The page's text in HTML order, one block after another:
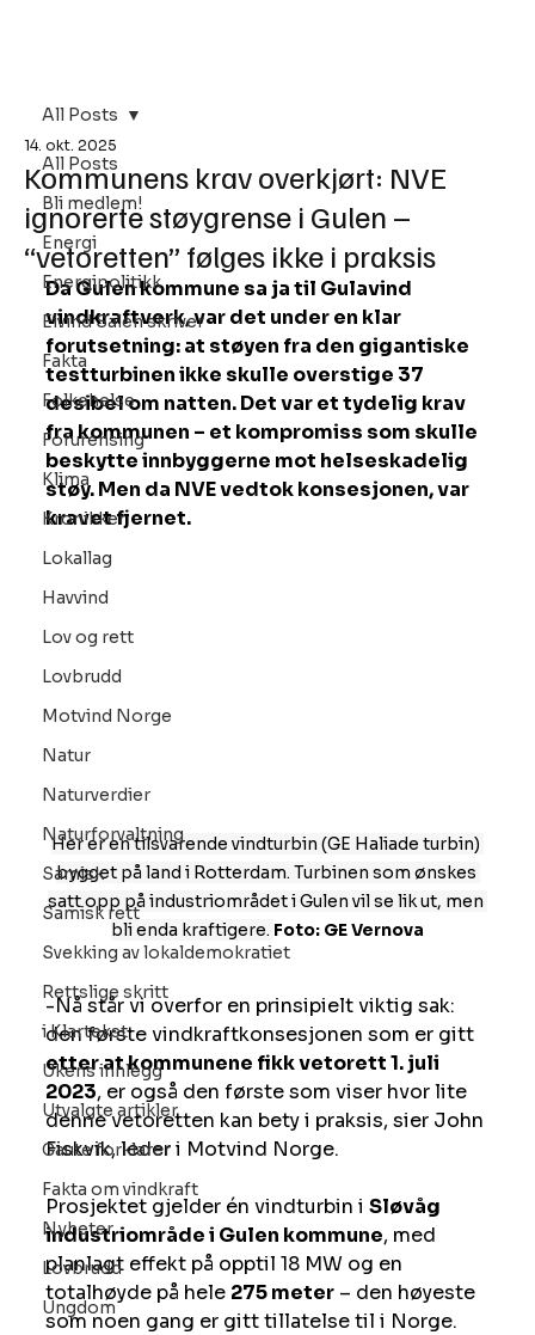
All Posts
Bli medlem!
Energi
Energipolitikk
Eivind Salen skriver
Fakta
Folkehelse
Forurensing
Klima
Kronikker
Lokallag
Havvind
Lov og rett
Lovbrudd
Motvind Norge
Natur
Naturverdier
Naturforvaltning
Samisk
Samisk rett
Svekking av lokaldemokratiet
Rettslige skritt
i Klartekst
Ukens innlegg
Utvalgte artikler
Gaute forklarer
Fakta om vindkraft
Nyheter
Lovbrudd
Ungdom
All Posts
Kommunens krav overkjørt: NVE
ignorerte støygrense i Gulen –
“vetoretten” følges ikke i praksis
14. okt. 2025
Da Gulen kommune sa ja til Gulavind
vindkraftverk, var det under en klar
forutsetning: at støyen fra den gigantiske
testturbinen ikke skulle overstige 37
desibel om natten. Det var et tydelig krav
fra kommunen – et kompromiss som skulle
beskytte innbyggerne mot helseskadelig
støy. Men da NVE vedtok konsesjonen, var
kravet fjernet.
Her er en tilsvarende vindturbin (GE Haliade turbin)
bygget på land i Rotterdam. Turbinen som ønskes
satt opp på industriområdet i Gulen vil se lik ut, men
bli enda kraftigere. Foto: GE Vernova
-Nå står vi overfor en prinsipielt viktig sak:
den første vindkraftkonsesjonen som er gitt
etter at kommunene fikk vetorett 1. juli
2023, er også den første som viser hvor lite
denne vetoretten kan bety i praksis, sier John
Fiskvik, leder i Motvind Norge.
Prosjektet gjelder én vindturbin i Sløvåg
industriområde i Gulen kommune, med
planlagt effekt på opptil 18 MW og en
totalhøyde på hele 275 meter – den høyeste
som noen gang er gitt tillatelse til i Norge.